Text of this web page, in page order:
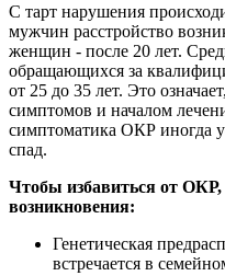
С тарт нарушения
мужчин расстройство
женщин - после 20 лет.
обращающихся за
от 25 до 35 лет. Это
симптомов и началом
симптоматика ОКР иногда
спад.
Чтобы избавиться от ОКР,
возникновения:
Генетическая
встречается в